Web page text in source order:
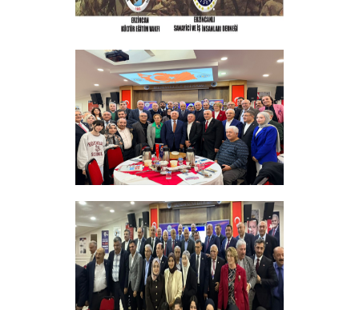
ERZINCAN VE TÜM SEHITLERI ANMA
PROGRAMI
+
Sadık Ağça Yeniden Başkan Seçildi
+